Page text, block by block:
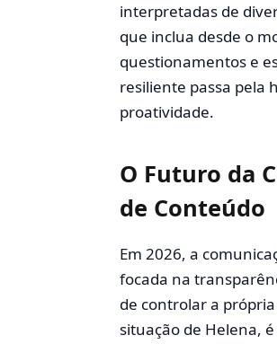
interpretadas de
que inclua desde o
questionamentos e
resiliente passa pela
proatividade.
O Futuro da
de Conteúdo
Em 2026, a
focada na
de controlar a
situação de Helena,